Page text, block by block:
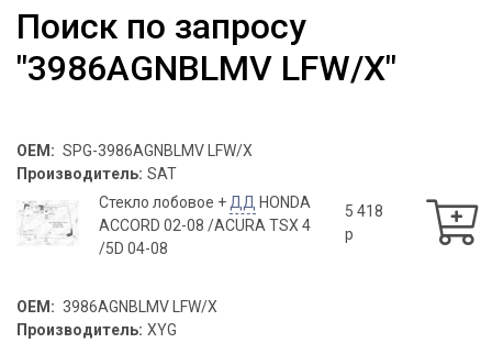
Поиск по запросу
"3986AGNBLMV LFW/X"
OEM: SPG-3986AGNBLMV LFW/X
Производитель: SAT
Стекло лобовое + ДД HONDA
ACCORD 02-08 /ACURA TSX 4
/5D 04-08
5 418
p
OEM: 3986AGNBLMV LFW/X
Производитель: XYG